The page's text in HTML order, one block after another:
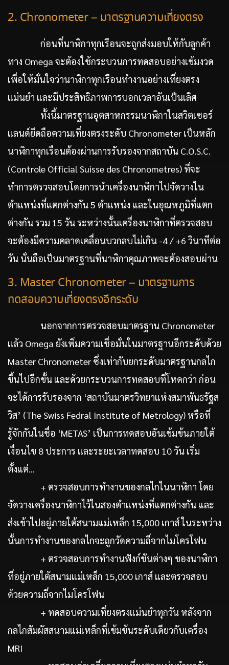
2. Chronometer – มาตรฐานความเที่ยงตรง
ก่อนที่นาฬิกาทุกเรือนจะถูกส่งมอบให้กับลูกค้า
ทาง Omega จะต้องใช้กระบวนการทดสอบอย่างเข้มงวด
เพื่อให้มั่นใจว่านาฬิกาทุกเรือนทำงานอย่างเที่ยงตรง
แม่นยำ และมีประสิทธิภาพการบอกเวลาอันเป็นเลิศ
ทั้งนี้มาตรฐานอุตสาหกรรมนาฬิกาในสวิตเซอร์
แลนด์ยึดถือความเที่ยงตรงระดับ Chronometer เป็นหลัก
นาฬิกาทุกเรือนต้องผ่านการรับรองจากสถาบัน C.O.S.C.
(Controle Official Suisse des Chronometres) ที่จะ
ทำการตรวจสอบโดยการนำเครื่องนาฬิกาไปจัดวางใน
ตำแหน่งที่แตกต่างกัน 5 ตำแหน่ง และในอุณหภูมิที่แตก
ต่างกัน รวม 15 วัน ระหว่างนั้นเครื่องนาฬิกาที่ตรวจสอบ
จะต้องมีความคลาดเคลื่อนบวกลบไม่เกิน -4 / +6 วินาทีต่อ
วัน นั่นถือเป็นมาตรฐานที่นาฬิกาคุณภาพจะต้องสอบผ่าน
3. Master Chronometer – มาตรฐานการ
ทดสอบความเที่ยงตรงอีกระดับ
นอกจากการตรวจสอบมาตรฐาน Chronometer
แล้ว Omega ยังเพิ่มความเชื่อมั่นในมาตรฐานอีกระดับด้วย
Master Chronometer ซึ่งเท่ากับยกระดับมาตรฐานกลไก
ขึ้นไปอีกขั้น และด้วยกระบวนการทดสอบที่โหดกว่า ก่อน
จะได้การรับรองจาก ‘สถาบันมาตรวิทยาแห่งสมาพันธรัฐส
วิส’ (The Swiss Fedral Institute of Metrology) หรือที่
รู้จักกันในชื่อ ‘METAS’ เป็นการทดสอบอันเข้มข้นภายใต้
เงื่อนไข 8 ประการ และระยะเวลาทดสอบ 10 วัน เริ่ม
ตั้งแต่…
+ ตรวจสอบการทำงานของกลไกในนาฬิกา โดย
จัดวางเครื่องนาฬิกาไว้ในสองตำแหน่งที่แตกต่างกัน และ
ส่งเข้าไปอยู่ภายใต้สนามแม่เหล็ก 15,000 เกาส์ ในระหว่าง
นั้นการทำงานของกลไกจะถูกวัดความถี่จากไมโครโฟน
+ ตรวจสอบการทำงานฟังก์ชันต่างๆ ของนาฬิกา
ที่อยู่ภายใต้สนามแม่เหล็ก 15,000 เกาส์ และตรวจสอบ
ด้วยความถี่จากไมโครโฟน
+ ทดสอบความเที่ยงตรงแม่นยำทุกวัน หลังจาก
กลไกสัมผัสสนามแม่เหล็กที่เข้มข้นระดับเดียวกับเครื่อง
MRI